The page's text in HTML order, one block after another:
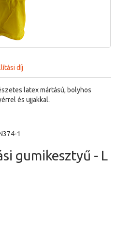
díj
latex mártású, bolyhos
és ujjakkal.
1
gumikesztyű - L